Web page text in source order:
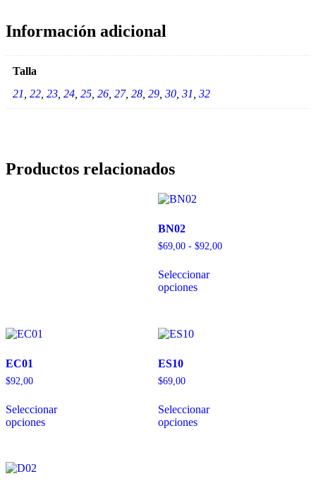
Información adicional
Talla
21 22 23 24 25 26 27, 28 29 30 31 32
Productos relacionados
BN02
$69,00 - $92,00
Seleccionar
opciones
EC01
$92,00
Seleccionar
opciones
ES10
$69,00
Seleccionar
opciones